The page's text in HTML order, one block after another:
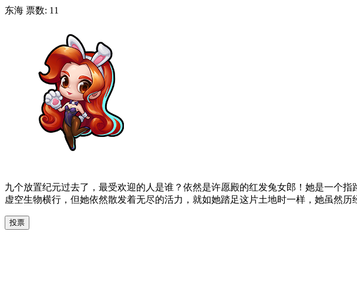
东海 票数: 11
九个放置纪元过去了，最受欢迎的人是谁？依然是许愿殿的红发兔女郎！她是一个
虚空生物横行，但她依然散发着无尽的活力，就如她踏足这片土地时一样，她虽然历
投票